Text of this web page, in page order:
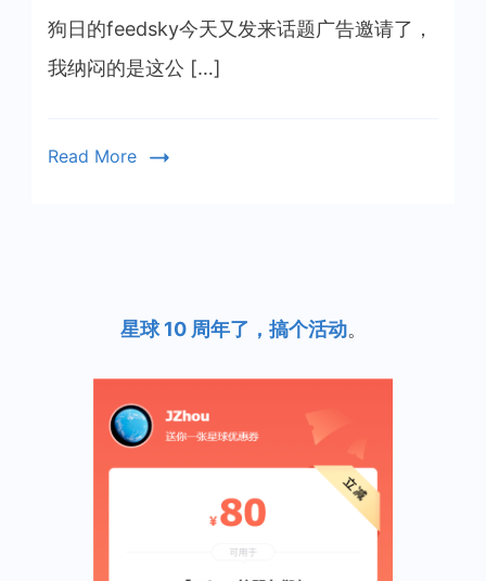
经
狗日的feedsky今天又发来话题广告邀请了，
我纳闷的是这公 […]
Read More
星球 10 周年了，搞个活动。